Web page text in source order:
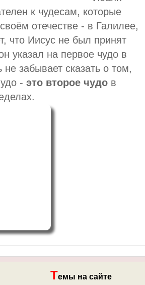
к чудесам, которые
отечестве - в Галилее,
что Иисус не был принят
указал на первое чудо в
не забывает сказать о том,
- это второе чудо в
Темы на сайте